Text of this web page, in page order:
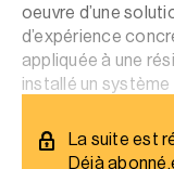
oeuvre d’une
d’expérience
appliquée à une
installé un système
La suite est
Déjà